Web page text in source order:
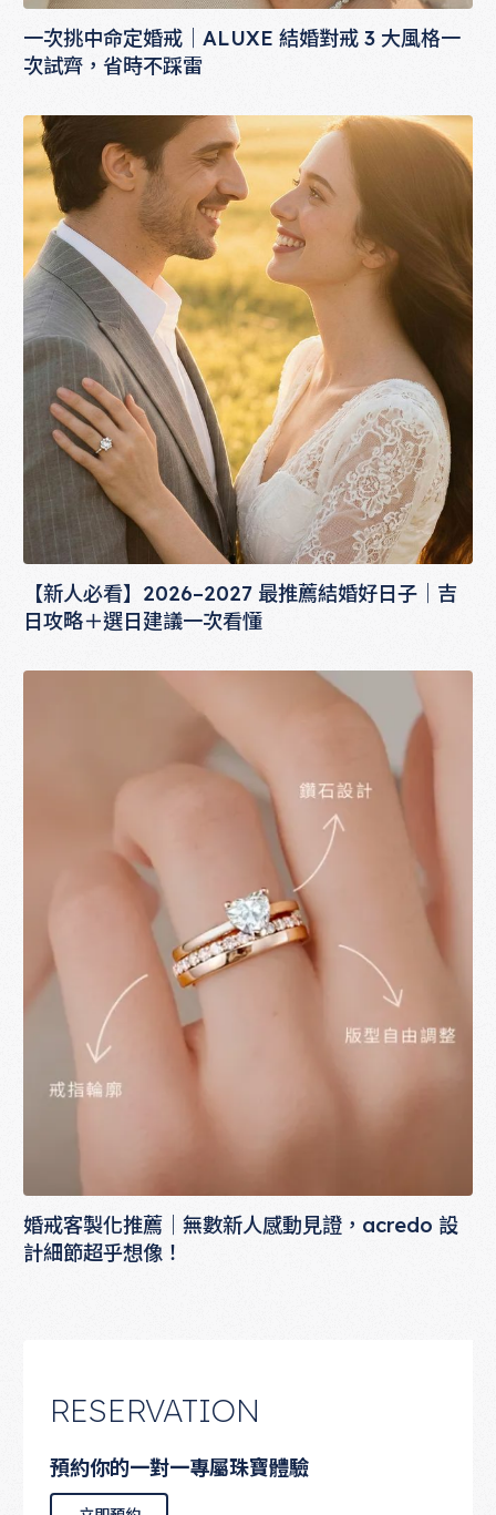
一次挑中命定婚戒｜ALUXE 結婚對戒 3 大風格一
次試齊，省時不踩雷
【新人必看】2026–2027 最推薦結婚好日子｜吉
日攻略＋選日建議一次看懂
婚戒客製化推薦｜無數新人感動見證，acredo 設
計細節超乎想像！
RESERVATION
預約你的一對一專屬珠寶體驗
立即預約